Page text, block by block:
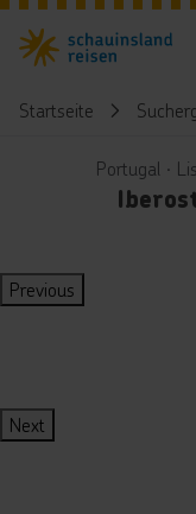
Startseite
Portugal ∙
Previous
Next